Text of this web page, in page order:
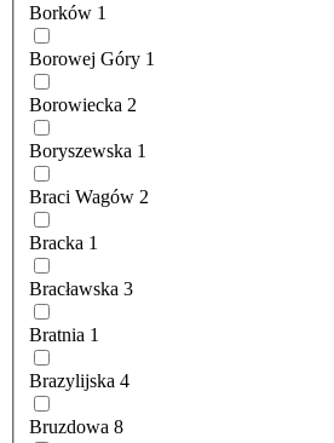
Borków 1
Borowej Góry 1
Borowiecka 2
Boryszewska 1
Braci Wagów 2
Bracka 1
Bracławska 3
Bratnia 1
Brazylijska 4
Bruzdowa 8